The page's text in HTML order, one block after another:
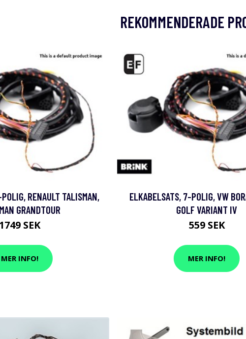
REKOMMENDERADE
RENAULT TALISMAN,
GRANDTOUR
1749 SEK
MER INFO!
ELKABELSATS, 7-POLIG, VW
GOLF VARIANT IV
559 SEK
MER INFO!